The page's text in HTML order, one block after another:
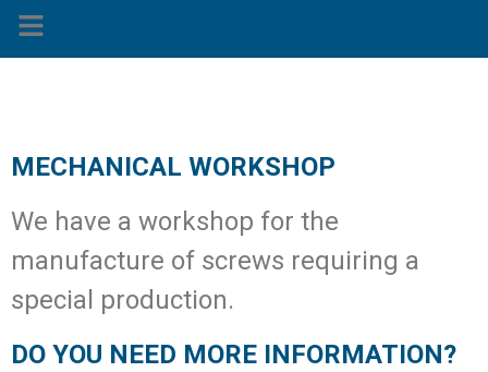
MECHANICAL WORKSHOP
We have a workshop for the
manufacture of screws requiring a
special production.
DO YOU NEED MORE INFORMATION?